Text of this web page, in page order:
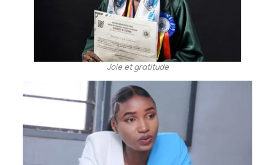
Joie et gratitude